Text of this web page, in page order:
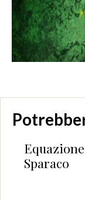
Sparaco